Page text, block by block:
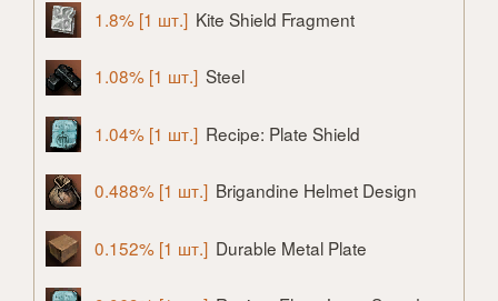
1.8% [1 шт.] Kite Shield Fragment
1.08% [1 шт.] Steel
1.04% [1 шт.] Recipe: Plate Shield
0.488% [1 шт.] Brigandine Helmet Design
0.152% [1 шт.] Durable Metal Plate